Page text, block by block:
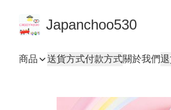
Japanchoo530
商品 送貨方式付款方式關於我們